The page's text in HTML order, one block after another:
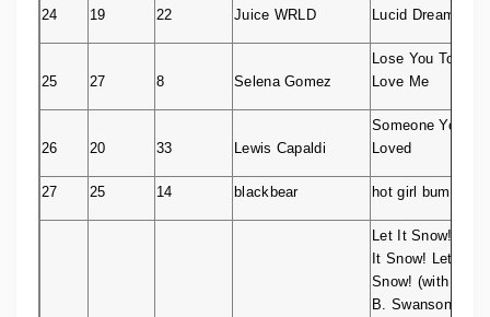
24 19 22 Juice WRLD Lucid Dreams
25 27 8 Selena Gomez
Lose You To
Love Me
26 20 33 Lewis Capaldi
Someone You
Loved
27 25 14 blackbear hot girl bummer
Let It Snow! Let
It Snow! Let It
Snow! (with The
B. Swanson